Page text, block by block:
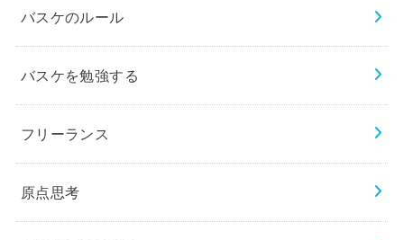
バスケのルール
バスケを勉強する
フリーランス
原点思考